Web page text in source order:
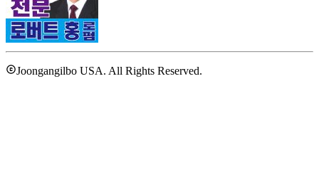
Joongangilbo USA. All Rights Reserved.